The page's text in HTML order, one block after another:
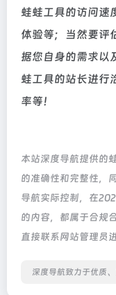
蛙蛙工具的访问速
体验等；当然要评
据您自身的需求以
蛙工具的站长进行
率等！
本站深度导航提供的
的准确性和完整性，
导航实际控制，在
的内容，都属于合规
直接联系网站管理员
深度导航致力于优质